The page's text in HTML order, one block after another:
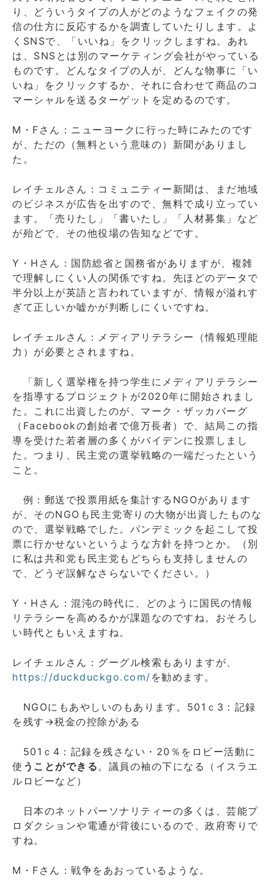
り、どういうタイプの人がどのようなフェイクの発
信の仕方に反応するかを調査していたりします。よ
くSNSで、「いいね」をクリックしますね。あれ
は、SNSとは別のマーケティング会社がやっている
ものです。どんなタイプの人が、どんな物事に「い
いね」をクリックするか、それに合わせて商品のコ
マーシャルを送るターゲットを定めるのです。
M・Fさん：ニューヨークに行った時にみたのです
が、ただの（無料という意味の）新聞がありまし
た。
レイチェルさん：コミュニティー新聞は、まだ地域
のビジネスが広告を出すので、無料で成り立ってい
ます。「売りたし」「書いたし」「人材募集」など
が殆どで、その他役場の告知などです。
Y・Hさん：国防総省と国務省がありますが、複雑
で理解しにくい人の関係ですね。先ほどのデータで
半分以上が英語と言われていますが、情報が溢れす
ぎて正しいか嘘かが判断しにくいですね。
レイチェルさん：メディアリテラシー（情報処理能
力）が必要とされますね。
「新しく選挙権を持つ学生にメディアリテラシー
を指導するプロジェクトが2020年に開始されまし
た。これに出資したのが、マーク・ザッカバーグ
（Facebookの創始者で億万長者）で、結局この指
導を受けた若者層の多くがバイデンに投票しまし
た。つまり、民主党の選挙戦略の一端だったという
こと。
例：郵送で投票用紙を集計するNGOがあります
が、そのNGOも民主党寄りの大物が出資したものな
ので、選挙戦略でした。パンデミックを起こして投
票に行かせないというような方針を持つとか。（別
に私は共和党も民主党もどちらも支持しませんの
で、どうぞ誤解なさらないでください。）
Y・Hさん：混沌の時代に、どのように国民の情報
リテラシーを高めるかが課題なのですね。おそろし
い時代ともいえますね。
レイチェルさん：グーグル検索もありますが、
https://duckduckgo.com/ を勧めます。
NGOにもあやしいのもあります。501ｃ3：記録
を残す→税金の控除がある
501ｃ4：記録を残さない・20％をロビー活動に
使 うことができる 。議員の袖の下になる（イスラエ
ルロビーなど）
日本のネットパーソナリティーの多くは、芸能プ
ロダクションや電通が背後にいるので、政府寄りで
すね。
M・Fさん：戦争をあおっているような。